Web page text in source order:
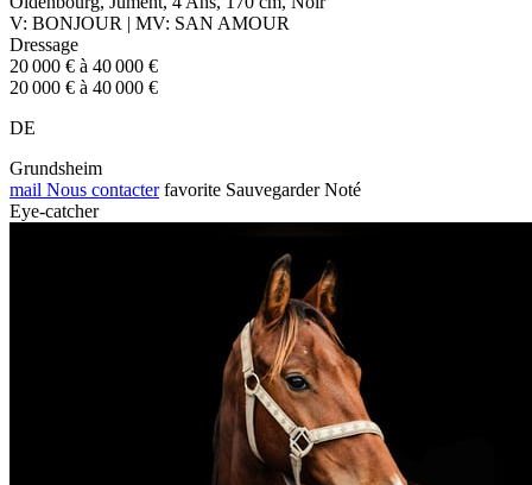
V: BONJOUR | MV: SAN AMOUR
Dressage
20 000 € à 40 000 €
20 000 € à 40 000 €
DE
Grundsheim
mail Nous contacter favorite Sauvegarder Noté
Eye-catcher